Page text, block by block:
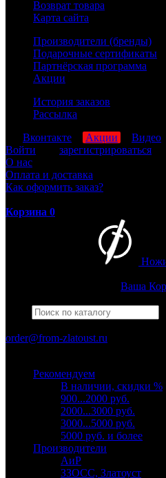
Возврат товара
Карта сайта
Производители (бренды)
Подарочные сертификаты
Партнёрская программа
Акции
История заказов
Рассылка
Вконтакте Акции Видео
Войти
зарегистрироваться
О нас
Оплата и доставка
Как оформить заказ?
Корзина 0
Ножи
Ваша
order@from-zlatoust.ru
Рекомендуем
В наличии, скидки %
900...2000 руб.
2000...3000 руб.
3000...5000 руб.
5000 руб. и более
Производители
АиР
ЗЗОСС, Златоуст